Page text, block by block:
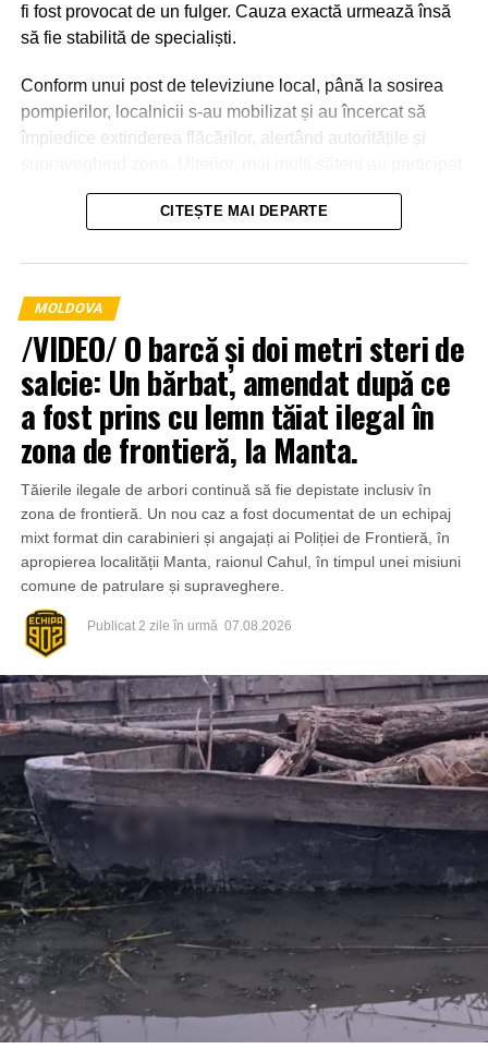
fi fost provocat de un fulger. Cauza exactă urmează însă
să fie stabilită de specialiști.
Conform unui post de televiziune local, până la sosirea
pompierilor, localnicii s-au mobilizat și au încercat să
împiedice extinderea flăcărilor, alertând autoritățile și
la intervenție, punând la dispoziția salvatorilor tehnică
agricolă și transportând apă pentru stingerea incendiului.
Din fericire, nimeni nu a avut de suferit, iar reprezentanții
comunității au mulțumit atât pompierilor din Drochia, cât și
localnicilor care au intervenit prompt și au contribuit la
limitarea pagubelor.
CITEȘTE MAI DEPARTE
MOLDOVA
/VIDEO/ O barcă și doi metri steri de
salcie: Un bărbat, amendat după ce
a fost prins cu lemn tăiat ilegal în
zona de frontieră, la Manta.
Tăierile ilegale de arbori continuă să fie depistate inclusiv în
zona de frontieră. Un nou caz a fost documentat de un echipaj
mixt format din carabinieri și angajați ai Poliției de Frontieră, în
apropierea localității Manta, raionul Cahul, în timpul unei misiuni
comune de patrulare și supraveghere.
Publicat 2 zile în urmă 07.08.2026